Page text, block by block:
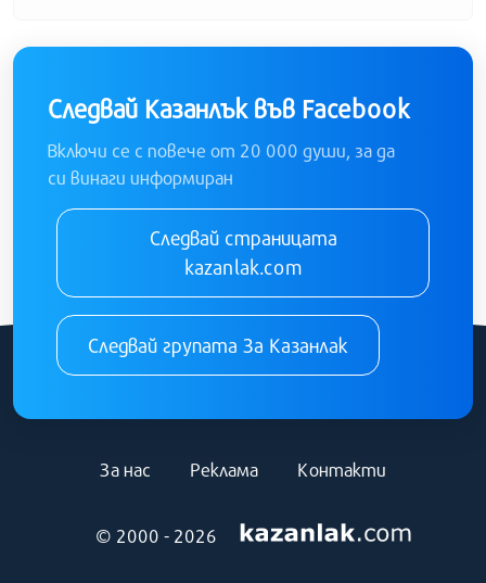
Следвай Казанлък във Facebook
Включи се с повече от 20 000 души, за да
си винаги информиран
Следвай страницата
kazanlak.com
Следвай групата За Казанлак
© 2000 - 2026
За нас Реклама Контакти